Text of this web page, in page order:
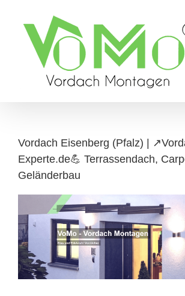
content
Vordach Eisenberg (Pfalz) |
Experte.de💪 Terrassendach,
Geländerbau